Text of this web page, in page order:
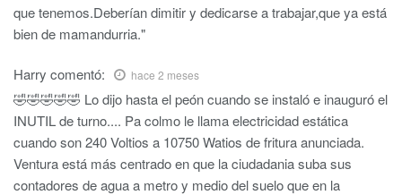
que tenemos.Deberían dimitir y dedicarse a trabajar,que ya está
bien de mamandurria."
Harry comentó: hace 2 meses
🤣🤣🤣🤣🤣 Lo dijo hasta el peón cuando se instaló e inauguró el
INUTIL de turno.... Pa colmo le llama electricidad estática
cuando son 240 Voltios a 10750 Watios de fritura anunciada.
Ventura está más centrado en que la ciudadania suba sus
contadores de agua a metro y medio del suelo que en la